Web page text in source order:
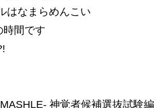
はなまらめんこい
時間です
神覚者候補選抜試験編